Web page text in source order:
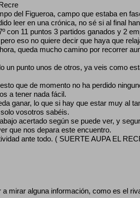
del Figueroa, campo que estaba en
leer en una crónica, no sé si al final
con 11 puntos 3 partidos ganados y 2
eso no quiere decir que haya que
queda mucho camino por recorrer
un punto unos de otros, ya veis como
que de momento no ha perdido
a tener nada fácil.
ganar, lo que si hay que estar muy al
vosotros sabéis.
acertado según se puede ver, y
que nos depara este encuentro.
ante todo. ( SUERTE AUPA EL
mirar alguna información, como es el